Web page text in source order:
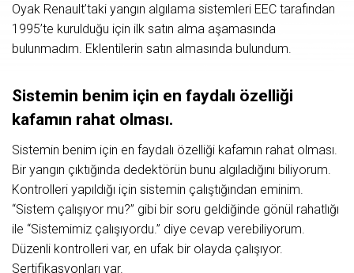
Oyak Renault’taki yangın algılama sistemleri EEC tarafından
1995’te kurulduğu için ilk satın alma aşamasında
bulunmadım. Eklentilerin satın almasında bulundum.
Sistemin benim için en faydalı özelliği
kafamın rahat olması.
Sistemin benim için en faydalı özelliği kafamın rahat olması.
Bir yangın çıktığında dedektörün bunu algıladığını biliyorum.
Kontrolleri yapıldığı için sistemin çalıştığından eminim.
“Sistem çalışıyor mu?” gibi bir soru geldiğinde gönül rahatlığı
ile “Sistemimiz çalışıyordu.” diye cevap verebiliyorum.
Düzenli kontrolleri var, en ufak bir olayda çalışıyor.
Sertifikasyonları var.